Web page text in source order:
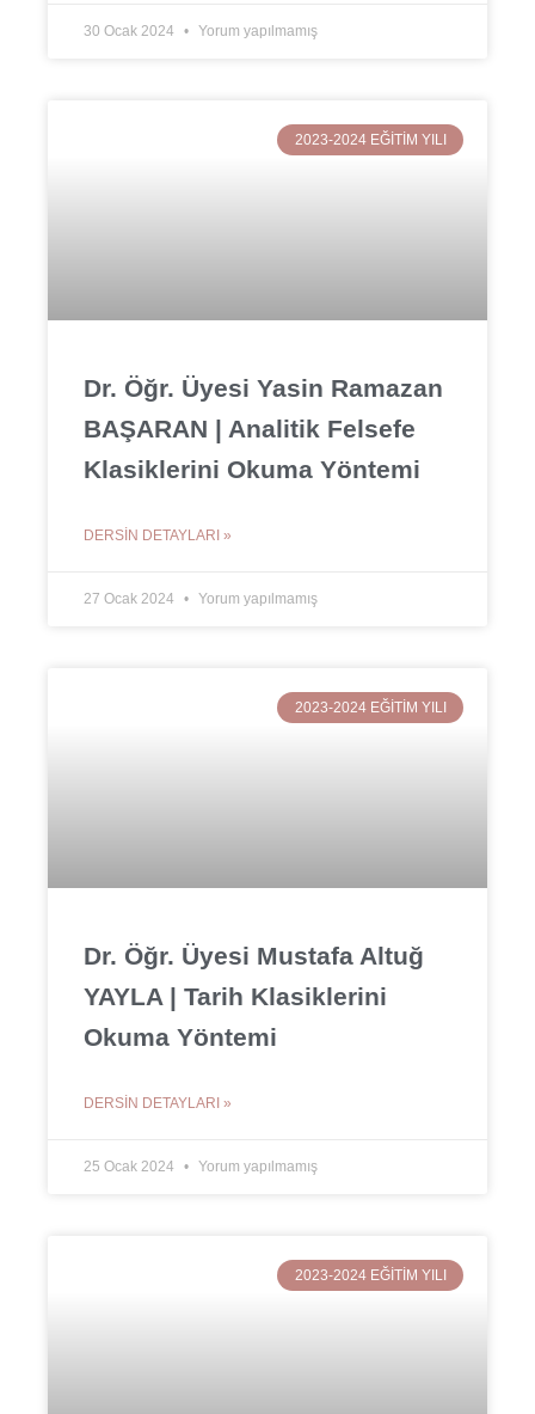
30 Ocak 2024 Yorum yapılmamış
2023-2024 EĞITIM YILI
Dr. Öğr. Üyesi Yasin Ramazan
BAŞARAN | Analitik Felsefe
Klasiklerini Okuma Yöntemi
DERSIN DETAYLARI »
27 Ocak 2024 Yorum yapılmamış
2023-2024 EĞITIM YILI
Dr. Öğr. Üyesi Mustafa Altuğ
YAYLA | Tarih Klasiklerini
Okuma Yöntemi
DERSIN DETAYLARI »
25 Ocak 2024 Yorum yapılmamış
2023-2024 EĞITIM YILI